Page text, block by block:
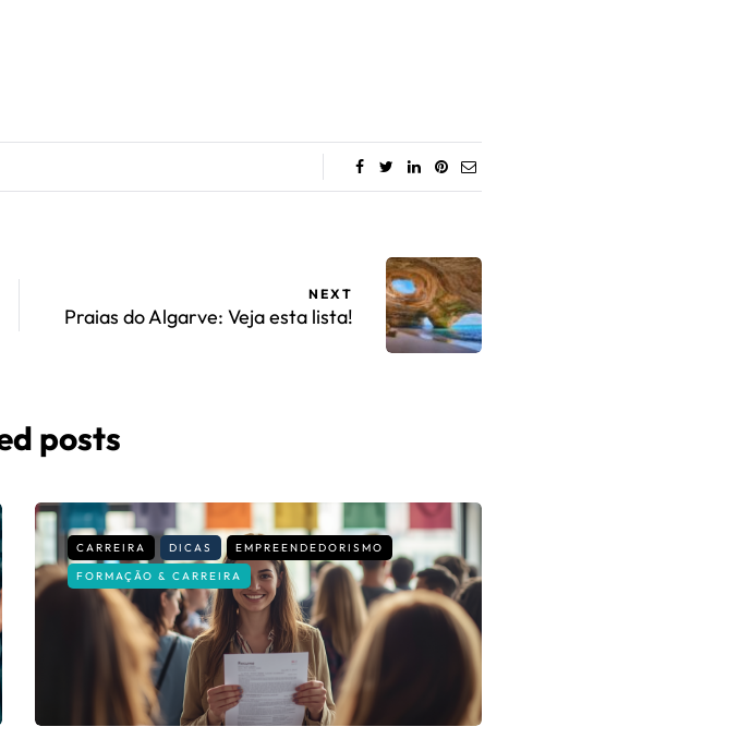
NEXT
Praias do Algarve: Veja esta lista!
posts
CARREIRA DICAS
EMPREENDEDORISMO
FORMAÇÃO & CARREIRA